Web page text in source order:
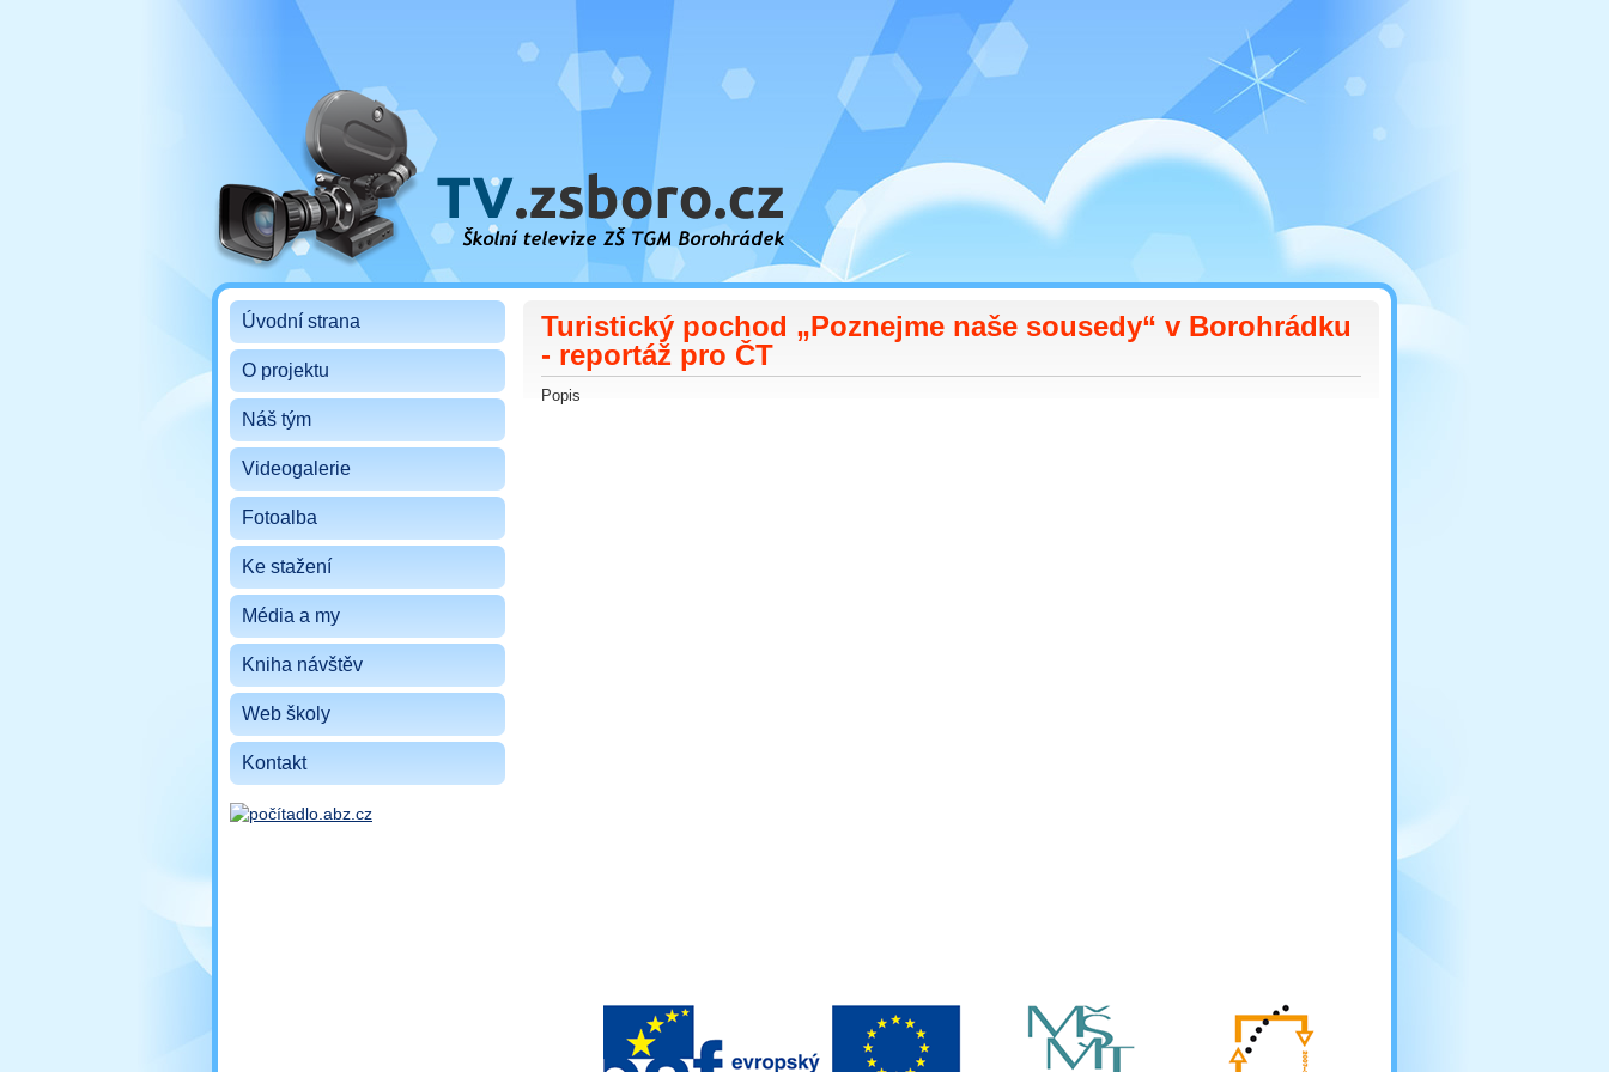
Školní televize ZŠ TGM Borohrádek
Turistický pochod „Poznejme naše sousedy“ v Borohrádku
- reportáž pro ČT
Popis
Úvodní strana
O projektu
Náš tým
Videogalerie
Fotoalba
Ke stažení
Média a my
Kniha návštěv
Web školy
Kontakt